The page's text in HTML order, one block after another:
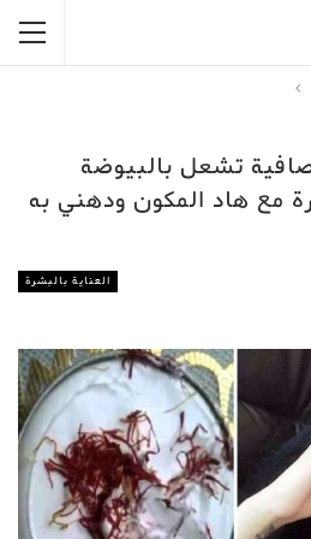
تشعل بالبيوضة
مع هاد المكون ودهني به
العناية بالبشرة